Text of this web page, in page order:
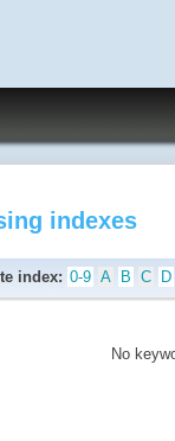
indexes
index: 0-9 A B C D
No